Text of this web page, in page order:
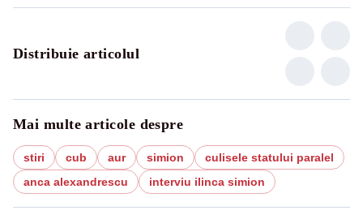
Distribuie articolul
Mai multe articole despre
stiri cub aur simion
culisele statului paralel
anca alexandrescu
interviu ilinca simion